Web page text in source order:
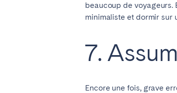
beaucoup de voyageurs.
minimaliste et dormir sur
7.
Encore une fois, grave